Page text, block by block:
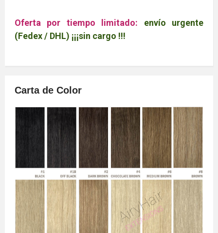
Oferta por tiempo limitado: envío urgente
(Fedex / DHL) ¡¡¡sin cargo !!!
Carta de Color